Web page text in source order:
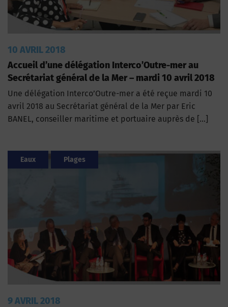
10 AVRIL 2018
Accueil d’une délégation Interco’Outre-mer au
Secrétariat général de la Mer – mardi 10 avril 2018
Une délégation Interco’Outre-mer a été reçue mardi 10
avril 2018 au Secrétariat général de la Mer par Eric
BANEL, conseiller maritime et portuaire auprès de […]
Eaux Plages
9 AVRIL 2018